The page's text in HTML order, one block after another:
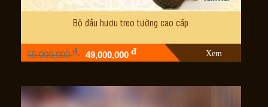
Bộ đầu hươu treo tường cao cấp
55,000,000đ 49,000,000đ Xem